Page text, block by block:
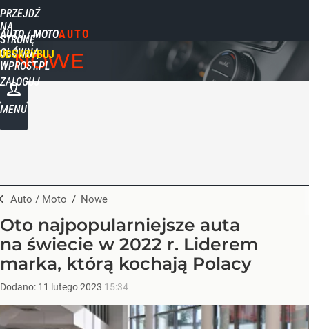
PRZEJDŹ
NA
STRONĘ
GŁÓWNĄ
WPROST.PL
AUTO / MOTO
ZALOGUJ
MENU
NOWE
Auto / Moto / Nowe
Oto najpopularniejsze auta
na świecie w 2022 r. Liderem
marka, którą kochają Polacy
Dodano: 11 lutego2023 15:34